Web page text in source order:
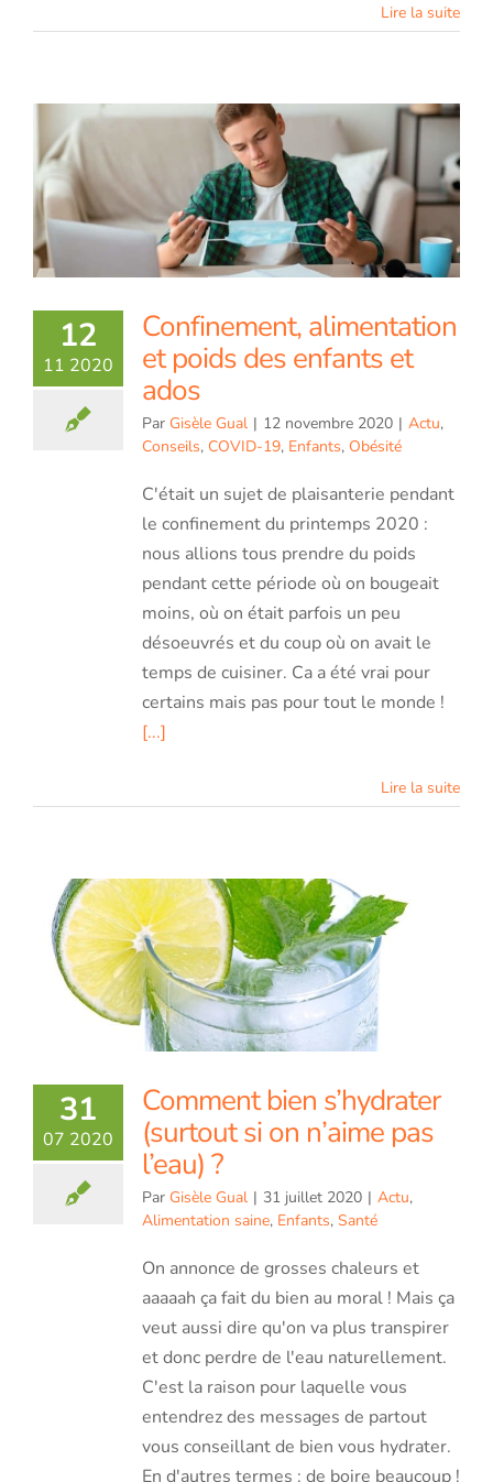
Lire la suite
12
11 2020
Confinement, alimentation
et poids des enfants et
ados
Par Gisèle Gual | 12 novembre 2020 | Actu,
Conseils, COVID-19, Enfants, Obésité
C'était un sujet de plaisanterie pendant
le confinement du printemps 2020 :
nous allions tous prendre du poids
pendant cette période où on bougeait
moins, où on était parfois un peu
désoeuvrés et du coup où on avait le
temps de cuisiner. Ca a été vrai pour
certains mais pas pour tout le monde !
[...]
Lire la suite
31
07 2020
Comment bien s’hydrater
(surtout si on n’aime pas
l’eau) ?
Par Gisèle Gual | 31 juillet 2020 | Actu,
Alimentation saine, Enfants, Santé
On annonce de grosses chaleurs et
aaaaah ça fait du bien au moral ! Mais ça
veut aussi dire qu'on va plus transpirer
et donc perdre de l'eau naturellement.
C'est la raison pour laquelle vous
entendrez des messages de partout
vous conseillant de bien vous hydrater.
En d'autres termes : de boire beaucoup !